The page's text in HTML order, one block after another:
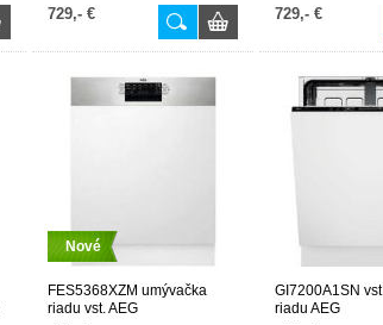
729,- € 729,- €
Nové
FES5368XZM umývačka
riadu vst. AEG
GI7200A1SN
riadu AEG